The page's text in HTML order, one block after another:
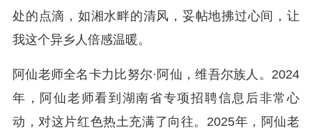
处的点滴，如湘水畔的清风，妥帖地拂过心间，让
我这个异乡人倍感温暖。
阿仙老师全名卡力比努尔·阿仙，维吾尔族人。2024
年，阿仙老师看到湖南省专项招聘信息后非常心
动，对这片红色热土充满了向往。2025年，阿仙老